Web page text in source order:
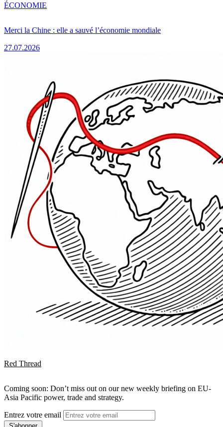
Merci la Chine : elle a sauvé l’économie mondiale
27.07.2026
ÉCONOMIE
Red Thread
Coming soon: Don’t miss out on our new weekly briefing on EU-
Asia Pacific power, trade and strategy.
Entrez votre email
S'abonner